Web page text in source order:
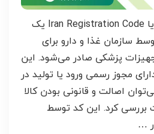
کد irc چیست؟ کد IRC یا Iran Registration Code یک
توسط سازمان غذا و دارو برای
پزشکی صادر می‌شود. این
مجوز رسمی ورود یا تولید در
اصالت و قانونی بودن کالا
بررسی کرد. این کد توسط
…